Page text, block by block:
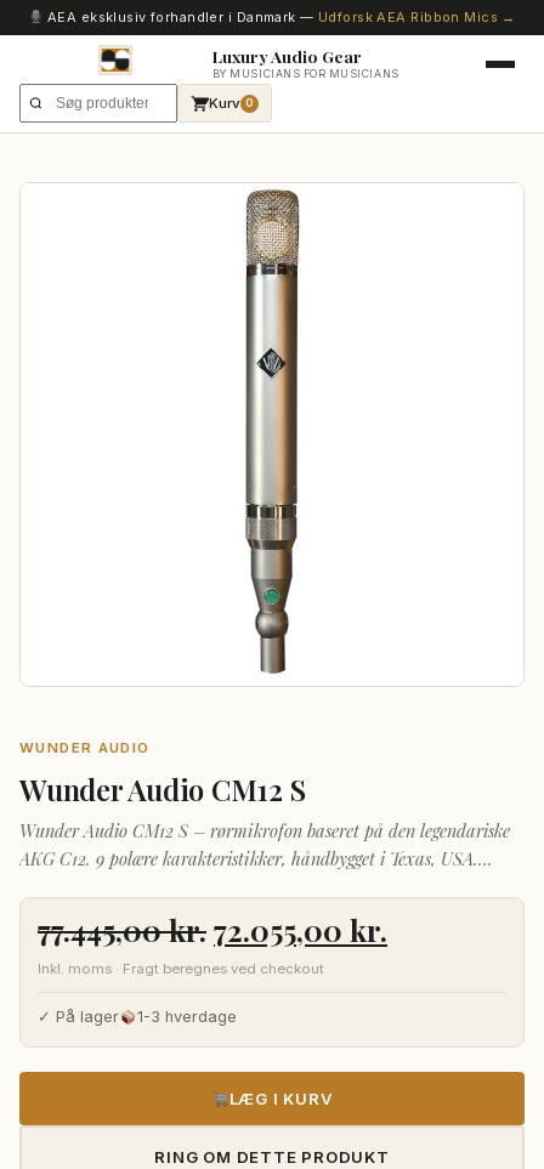
AEA eksklusiv forhandler i Danmark — Udforsk AEA Ribbon Mics →
Luxury Audio Gear
BY MUSICIANS FOR MUSICIANS
Kurv 0
WUNDER AUDIO
Wunder Audio CM12 S
Wunder Audio CM12 S – rørmikrofon baseret på den legendariske
AKG C12. 9 polære karakteristikker, håndbygget i Texas, USA.
77.445,00kr.Den
oprindelige
pris
var:
77.445,00 kr..
72.055,00 kr.
aktuelle
pris
72.055,00
Inkl. moms · Fragt beregnes ved checkout
✓ På lager 1-3 hverdage
LÆG I KURV
RING OM DETTE PRODUKT